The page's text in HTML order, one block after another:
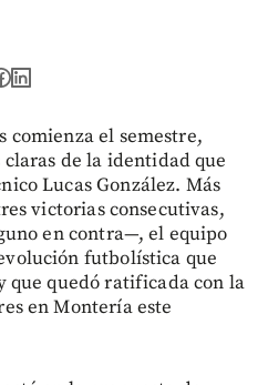
comienza el semestre,
de la identidad que
Lucas González. Más
victorias consecutivas,
en contra—, el equipo
futbolística que
que quedó ratificada con la
en Montería este